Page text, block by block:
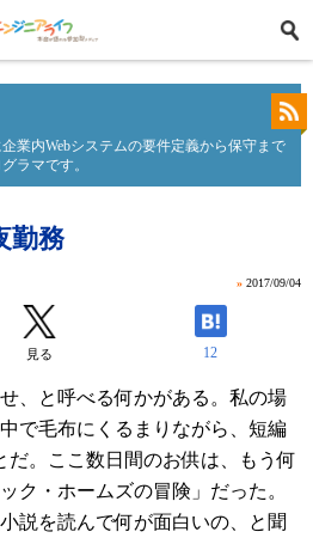
業内Webシステムの要件定義から保守まで
ラマです。
勤務
» 2017/09/04
見る 12
、と呼べる何かがある。私の場
で毛布にくるまりながら、短編
だ。ここ数日間のお供は、もう何
ク・ホームズの冒険」だった。
説を読んで何が面白いの、と聞